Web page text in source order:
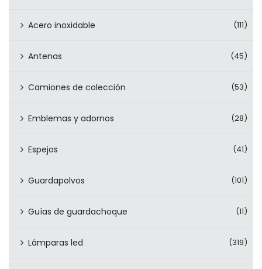
Acero inoxidable (111)
Antenas (45)
Camiones de colección (53)
Emblemas y adornos (28)
Espejos (41)
Guardapolvos (101)
Guías de guardachoque (11)
Lámparas led (319)